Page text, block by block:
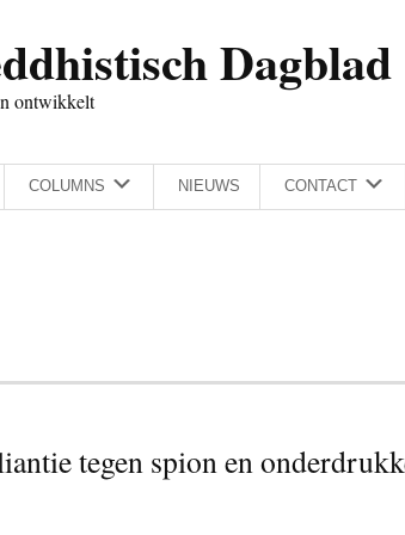
Dagblad
ontwikkelt
COLUMNS NIEUWS CONTACT
tegen spion en